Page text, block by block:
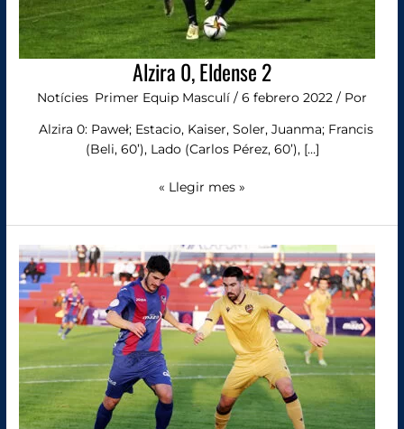
Alzira 0, Eldense 2
Notícies Primer Equip Masculí / 6 febrero 2022 / Por
Alzira 0: Paweł; Estacio, Kaiser, Soler, Juanma; Francis
(Beli, 60’), Lado (Carlos Pérez, 60’), […]
« Llegir mes »
17
h.:
Alzira-
Eldense